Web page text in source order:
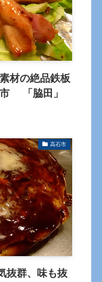
材の絶品鉄板
「脇田」
高石市
群、味も抜